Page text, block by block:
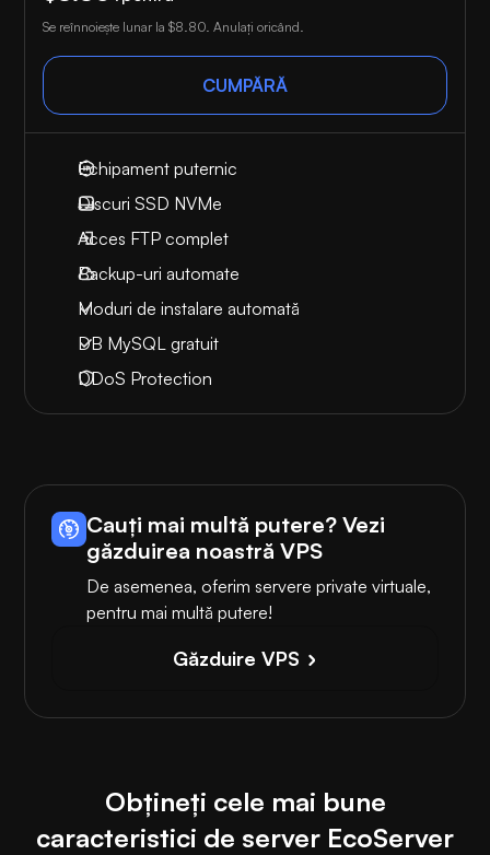
Se reînnoiește lunar la $8.80 . Anulați oricând.
CUMPĂRĂ
Echipament puternic
Discuri SSD NVMe
Acces FTP complet
Backup-uri automate
Moduri de instalare automată
DB MySQL gratuit
DDoS Protection
Cauți mai multă putere? Vezi
găzduirea noastră VPS
De asemenea, oferim servere private virtuale,
pentru mai multă putere!
Găzduire VPS
Obțineți cele mai bune
caracteristici de server EcoServer